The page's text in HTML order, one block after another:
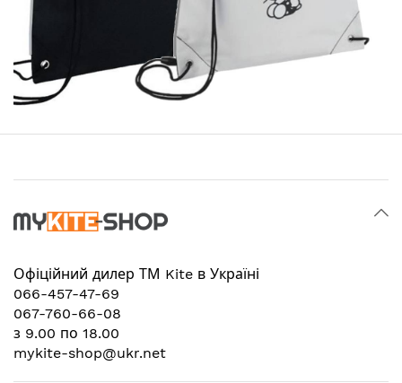
Офіційний дилер ТМ Kite в Україні
066-457-47-69
067-760-66-08
з 9.00 по 18.00
mykite-shop@ukr.net